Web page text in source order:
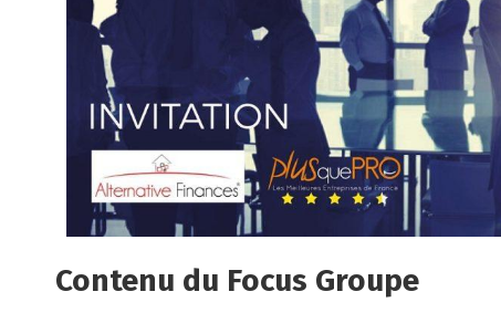
Contenu du Focus Groupe